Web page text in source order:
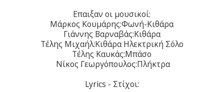
Επαιξαν οι μουσικοί:
Μάρκος Κουμάρης:Φωνή-Κιθάρα
Γιάννης Βαρναβάς:Κιθάρα
Τέλης Μιχαήλ:Κιθάρα Ηλεκτρική Σόλο
Τέλης Καυκάς:Μπάσο
Νίκος Γεωργόπουλος:Πλήκτρα
Lyrics - Στίχοι: